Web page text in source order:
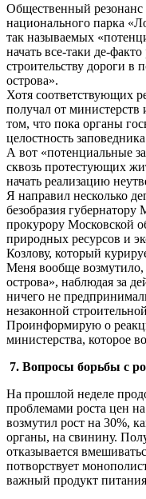
Общественный резонанс
национального парка
так называемых
начать все-таки де-
строительству дороги в
острова».
Хотя соответствующих
получал от министерств
том, что пока органы
целостность
А вот «потенциальные
сквозь протестующих
начать реализацию
Я направил несколько
безобразия губернатору
прокурору Московской
природных ресурсов и
Козлову, который
Меня вообще
острова», наблюдая за
ничего не
незаконной
Проинформирую о
министерства, которое
7. Вопросы борьбы с
На прошлой неделе
проблемами роста цен
возмутил рост на 30%,
органы, на свинину.
отказывается
потворствует
важный продукт